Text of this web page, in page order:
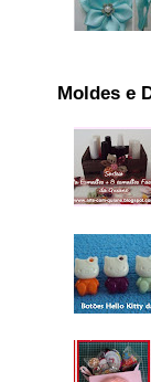
Moldes e